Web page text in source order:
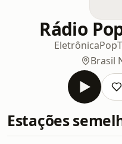
Rádio
EletrônicaPop
Brasil
Estações